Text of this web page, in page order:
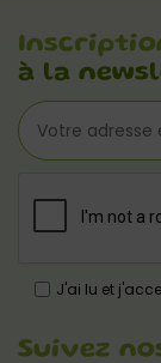
à la
J'ai lu et
Suivez